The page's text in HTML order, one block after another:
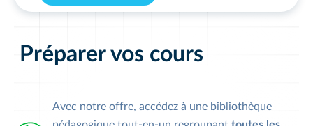
Préparer vos cours
Avec notre offre, accédez à une bibliothèque